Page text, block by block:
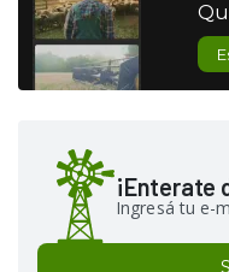
¡Enterate
Ingresá tu e-